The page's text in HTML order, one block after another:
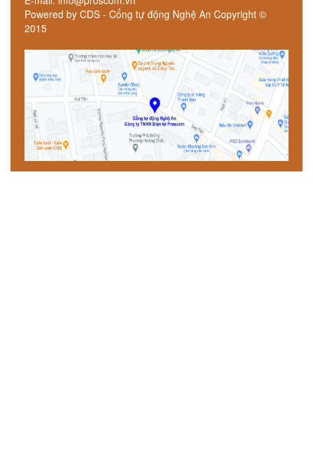
Powered by CDS - Cổng tự động Nghệ An Copyright ©
2015